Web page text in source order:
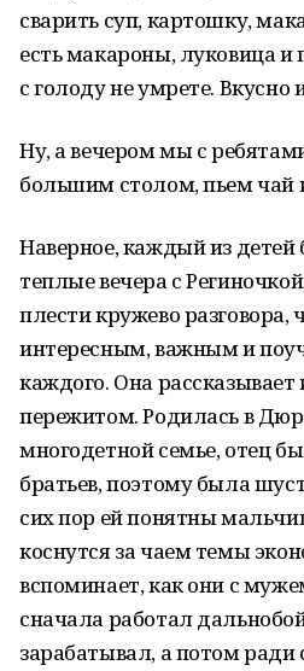
сварить суп, картошку,
есть макароны, луковица и
с голоду не умрете. Вкусно
Ну, а вечером мы с
большим столом, пьем чай
Наверное, каждый из детей
теплые вечера с
плести кружево разговора,
интересным, важным и
каждого. Она рассказывает
пережитом. Родилась в
многодетной семье, отец
братьев, поэтому была
сих пор ей понятны
коснутся за чаем темы
вспоминает, как они с
сначала работал
зарабатывал, а потом